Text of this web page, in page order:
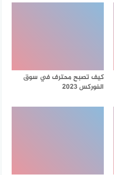
كيف تصبح محترف في سوق
الفوركس 2023